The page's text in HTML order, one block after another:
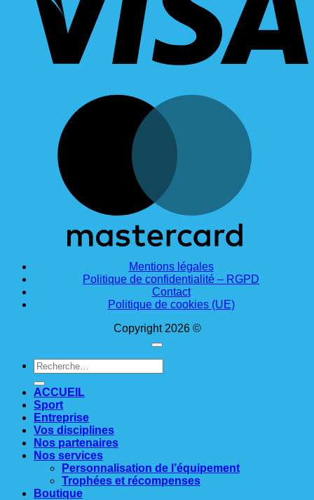
Mentions légales
Politique de confidentialité – RGPD
Contact
Politique de cookies (UE)
Copyright 2026 ©
Recherche
pour :
ACCUEIL
Sport
Entreprise
Vos disciplines
Nos partenaires
Nos services
Personnalisation de l’équipement
Trophées et récompenses
Boutique